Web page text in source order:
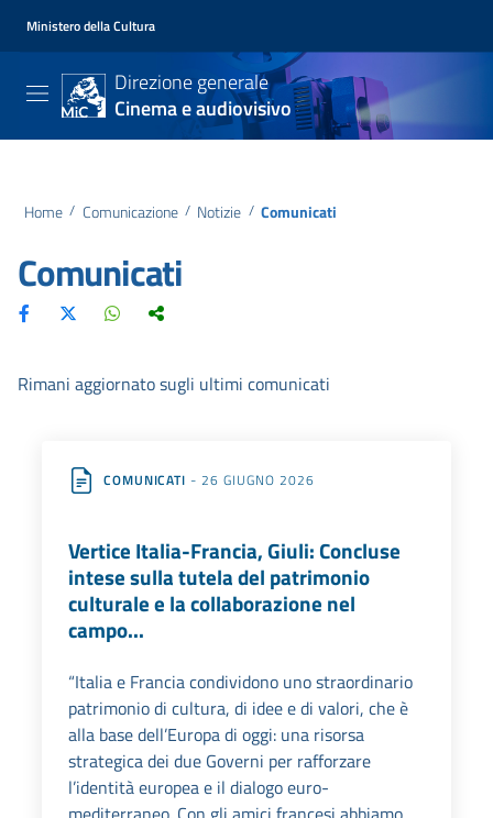
Ministero della Cultura
Direzione generale
Cinema e audiovisivo
Home / Comunicazione / Notizie / Comunicati
Comunicati
Rimani aggiornato sugli ultimi comunicati
COMUNICATI - 26 GIUGNO 2026
Vertice Italia-Francia, Giuli: Concluse
intese sulla tutela del patrimonio
culturale e la collaborazione nel
campo...
“Italia e Francia condividono uno straordinario
patrimonio di cultura, di idee e di valori, che è
alla base dell’Europa di oggi: una risorsa
strategica dei due Governi per rafforzare
l’identità europea e il dialogo euro-